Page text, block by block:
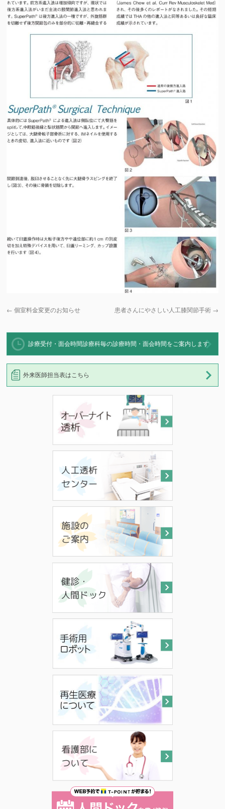
← 個室料金変更のお知らせ 患者さんにやさしい人工膝関節手術 →
診療受付・面会時間診療科毎の診療時間・面会時間をご案内します
外来医師担当表はこちら